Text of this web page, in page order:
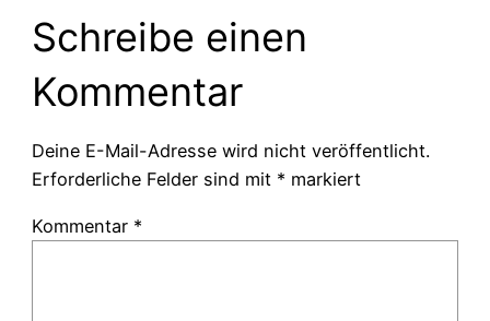
Schreibe einen
Kommentar
Deine E-Mail-Adresse wird nicht veröffentlicht.
Erforderliche Felder sind mit * markiert
Kommentar *